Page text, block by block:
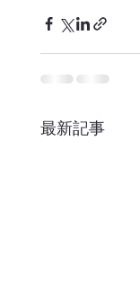
最新記事